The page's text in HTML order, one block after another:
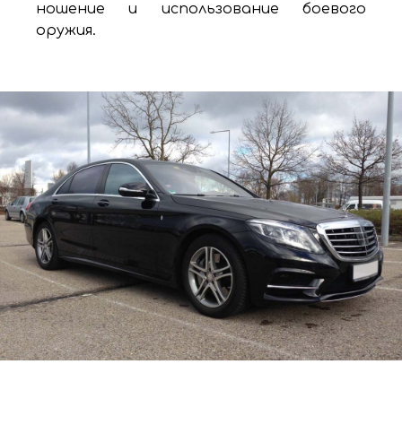
ношение и использование боевого
оружия.